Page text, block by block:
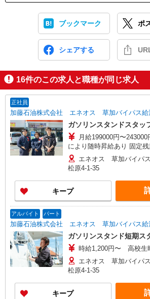
ブックマーク ポ
シェアする
16件のこの求人と職種が同じ求人
正社員
加藤石油株式会社 エネオス 草加バイパス給
ガソリンスタンドスタッ
月給199000円〜
により随時昇給あり 固定残業代：
当】 全員に一律で支払わ
当金額：なし 全員に一律で
金額：あり 《月収例》 月収270,000円（入社1
年） （基本給199,000円+
売報奨金 月収350,000円（
215,000円+各種手当+残業
エネオス 草加バイパ
松原4-1-35
キープ
アルバイト パート
加藤石油株式会社 エネオス 草加バイパス給
ガソリンスタンド短期ス
時給1,200円〜 高校生
エネオス 草加バイパ
松原4-1-35
キープ